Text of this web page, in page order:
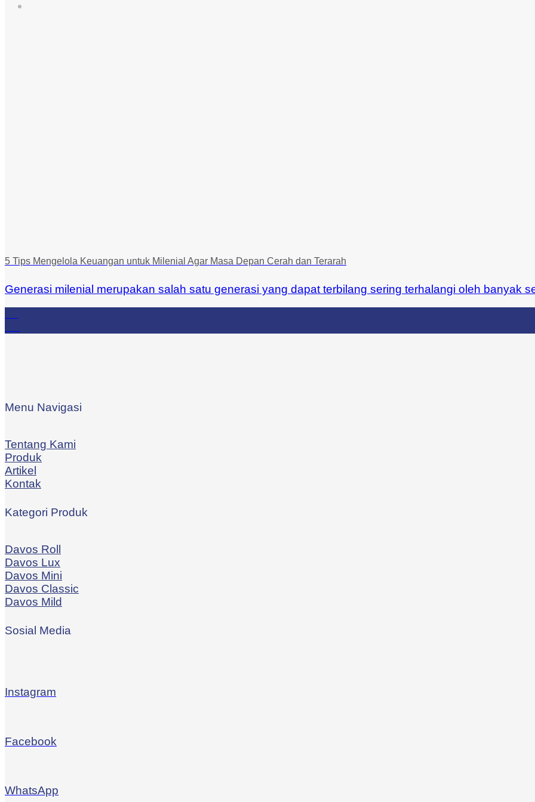
5 Tips Mengelola Keuangan untuk Milenial Agar Masa Depan Cerah dan Terarah
Generasi milenial merupakan salah satu generasi yang dapat terbilang sering terhalangi oleh banyak
Menu Navigasi
Tentang Kami
Produk
Artikel
Kontak
Kategori Produk
Davos Roll
Davos Lux
Davos Mini
Davos Classic
Davos Mild
Sosial Media
Instagram
Facebook
WhatsApp